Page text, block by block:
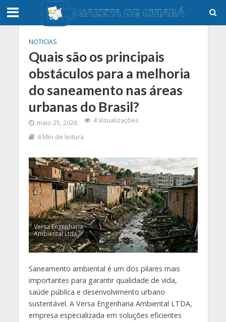
NOTICIAS
Quais são os principais
obstáculos para a melhoria
do saneamento nas áreas
urbanas do Brasil?
maio 25, 2026
4 Visualizações
4 Min de leitura
Versa Engenharia
Ambiental Ltda
Saneamento ambiental é um dos pilares mais
importantes para garantir qualidade de vida,
saúde pública e desenvolvimento urbano
sustentável. A Versa Engenharia Ambiental LTDA,
empresa especializada em soluções eficientes